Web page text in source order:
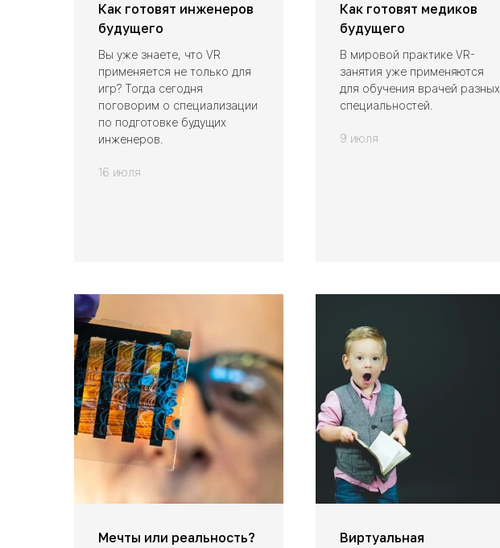
Как готовят инженеров
будущего
Вы уже знаете, что VR
применяется не только для
игр? Тогда сегодня
поговорим о специализации
по подготовке будущих
инженеров.
16 июля
Как готовят медиков
будущего
В мировой практике VR-
занятия уже применяются
для обучения врачей разных
специальностей.
9 июля
Мечты или реальность?
Виртуальная